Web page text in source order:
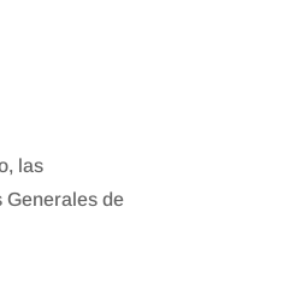
las
Generales de